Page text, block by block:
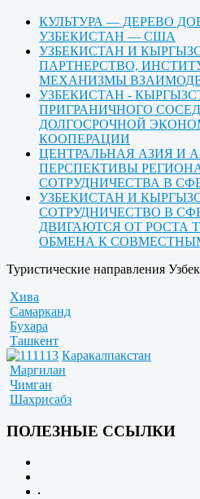
КУЛЬТУРА — ДЕРЕВО
УЗБЕКИСТАН — США
УЗБЕКИСТАН И
ПАРТНЕРСТВО,
МЕХАНИЗМЫ
УЗБЕКИСТАН -
ПРИГРАНИЧНОГО
ДОЛГОСРОЧНОЙ
КООПЕРАЦИИ
ЦЕНТРАЛЬНАЯ АЗИЯ И
ПЕРСПЕКТИВЫ
СОТРУДНИЧЕСТВА В
УЗБЕКИСТАН И
СОТРУДНИЧЕСТВО В
ДВИГАЮТСЯ ОТ РОСТА
ОБМЕНА К
Туристические направления
Хива
Самарканд
Бухара
Ташкент
Каракалпакстан
Маргилан
Чимган
Шахрисабз
ПОЛЕЗНЫЕ ССЫЛКИ